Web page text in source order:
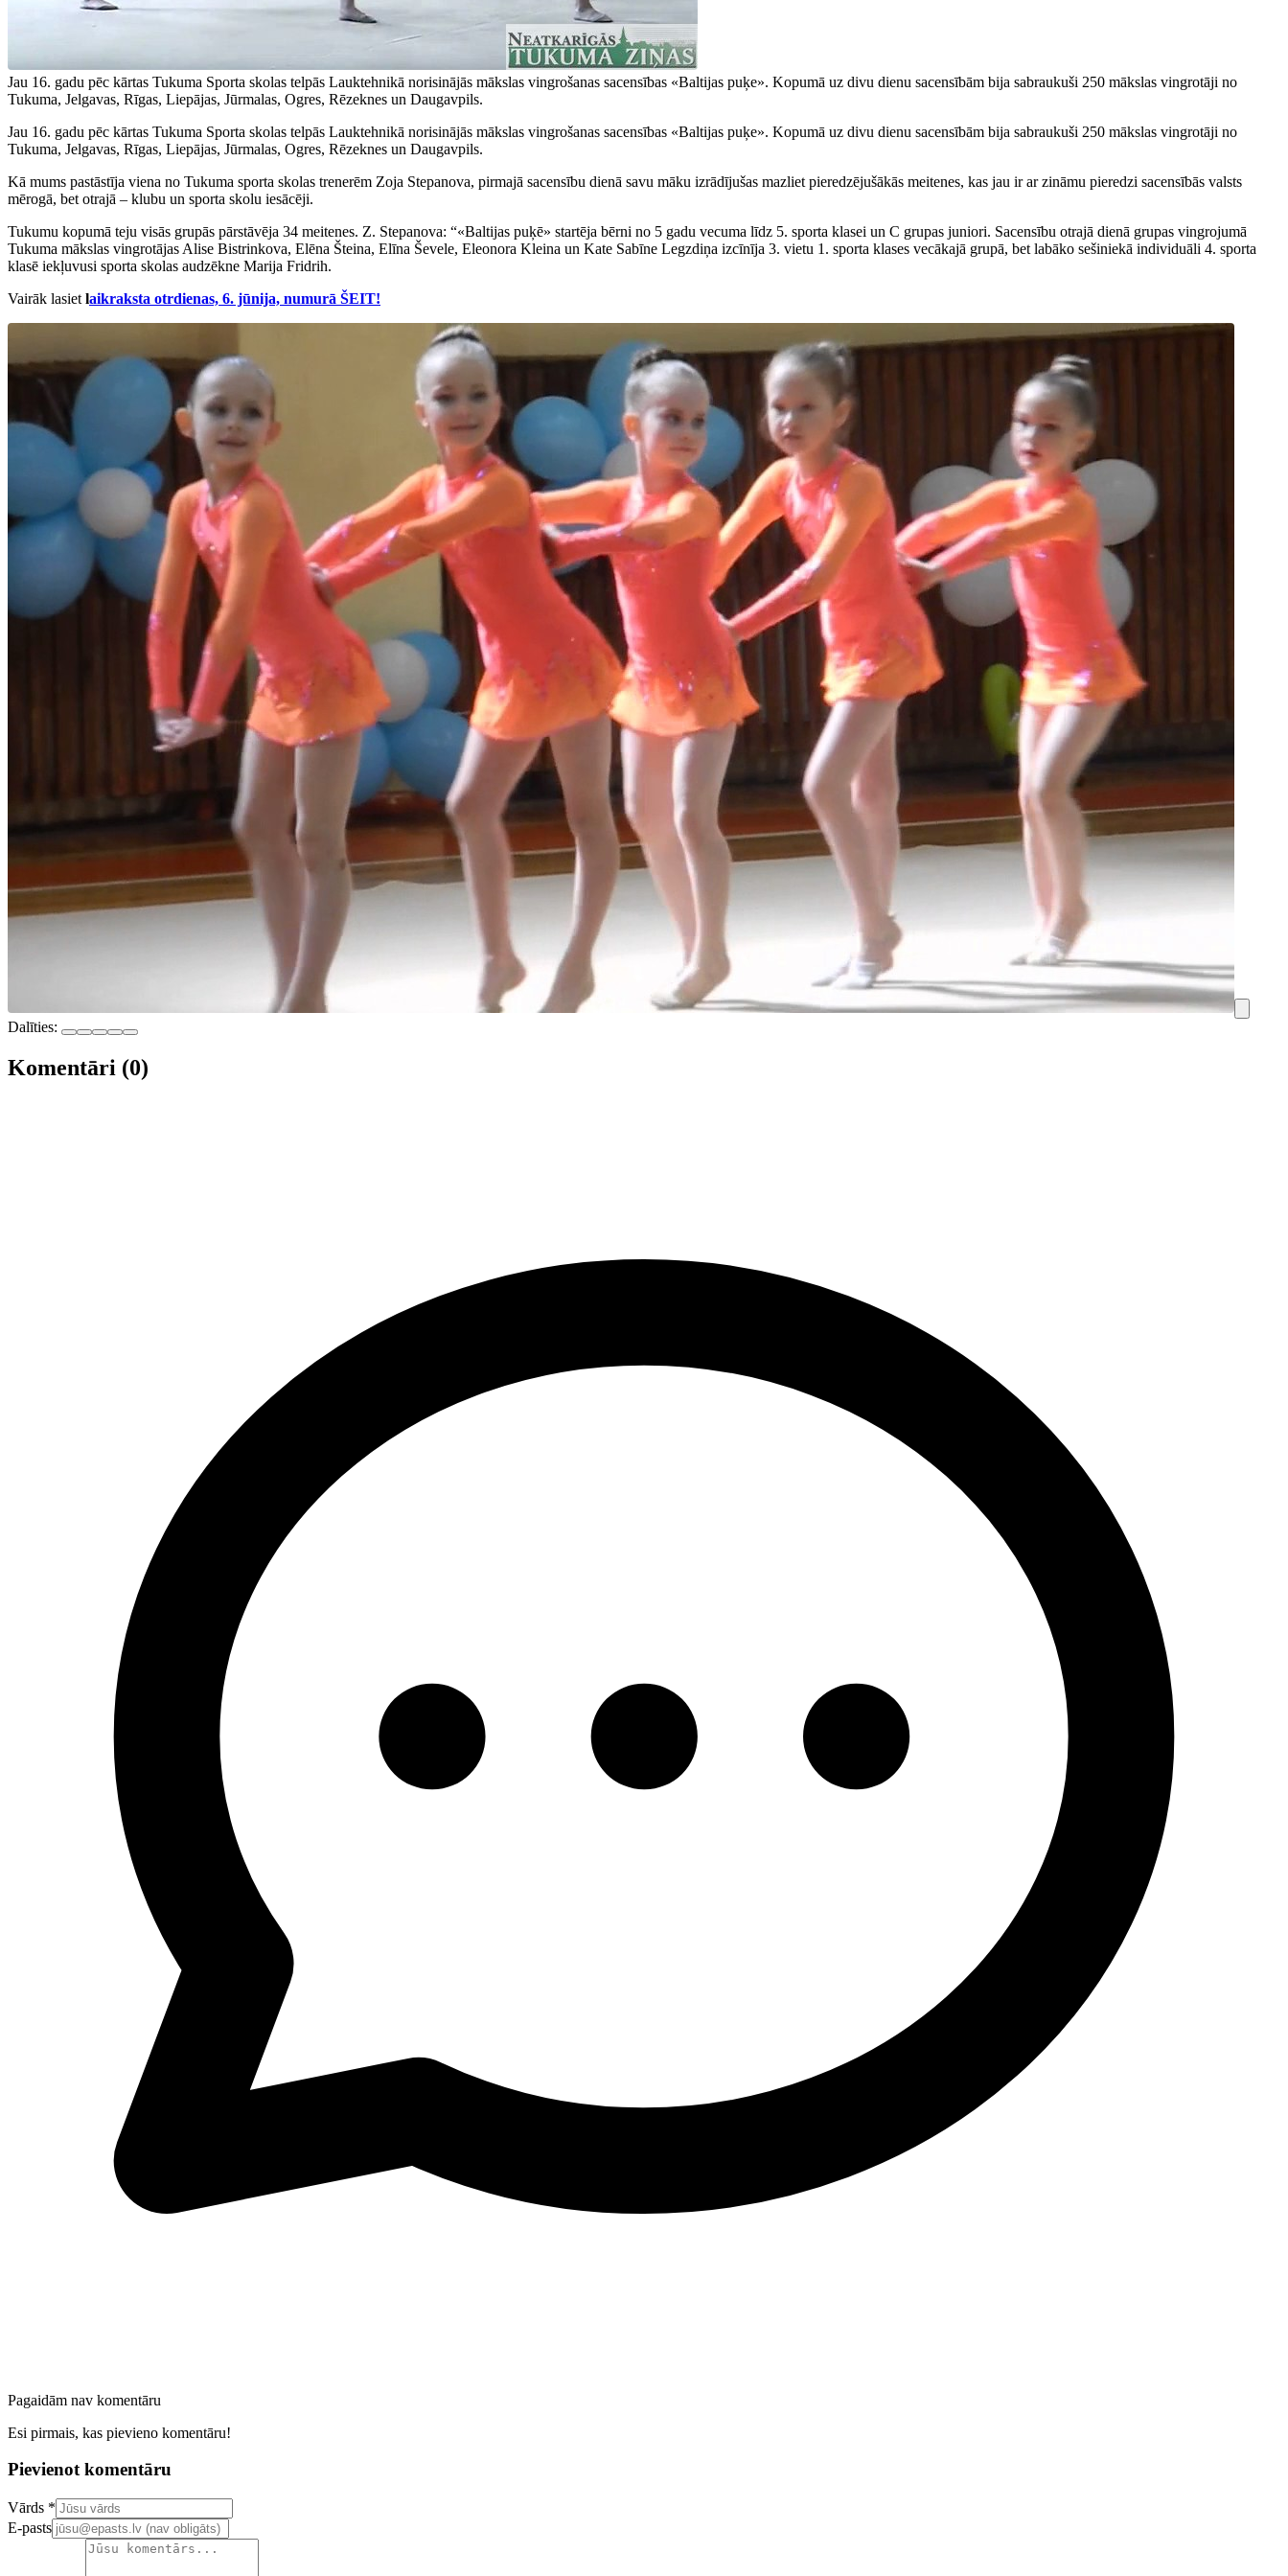
Jau 16. gadu pēc kārtas Tukuma Sporta skolas telpās Lauktehnikā norisinājās mākslas vingrošanas sacensības «Baltijas puķe». Kopumā uz divu dienu sacensībām bija sabraukuši 250 mākslas vingrotāji no
Tukuma, Jelgavas, Rīgas, Liepājas, Jūrmalas, Ogres, Rēzeknes un Daugavpils.
Jau 16. gadu pēc kārtas Tukuma Sporta skolas telpās Lauktehnikā norisinājās mākslas vingrošanas sacensības «Baltijas puķe». Kopumā uz divu dienu sacensībām bija sabraukuši 250 mākslas vingrotāji no
Tukuma, Jelgavas, Rīgas, Liepājas, Jūrmalas, Ogres, Rēzeknes un Daugavpils.
Kā mums pastāstīja viena no Tukuma sporta skolas trenerēm Zoja Stepanova, pirmajā sacensību dienā savu māku izrādījušas mazliet pieredzējušākās meitenes, kas jau ir ar zināmu pieredzi sacensībās valsts
mērogā, bet otrajā – klubu un sporta skolu iesācēji.
Tukumu kopumā teju visās grupās pārstāvēja 34 meitenes. Z. Stepanova: “«Baltijas puķē» startēja bērni no 5 gadu vecuma līdz 5. sporta klasei un C grupas juniori. Sacensību otrajā dienā grupas vingrojumā
Tukuma mākslas vingrotājas Alise Bistrinkova, Elēna Šteina, Elīna Ševele, Eleonora Kleina un Kate Sabīne Legzdiņa izcīnīja 3. vietu 1. sporta klases vecākajā grupā, bet labāko sešiniekā individuāli 4. sporta
klasē iekļuvusi sporta skolas audzēkne Marija Fridrih.
Vairāk lasiet laikraksta otrdienas, 6. jūnija, numurā ŠEIT!
Dalīties:
Komentāri (0)
Pagaidām nav komentāru
Esi pirmais, kas pievieno komentāru!
Pievienot komentāru
Confirm your email address
Vārds *
E-pasts